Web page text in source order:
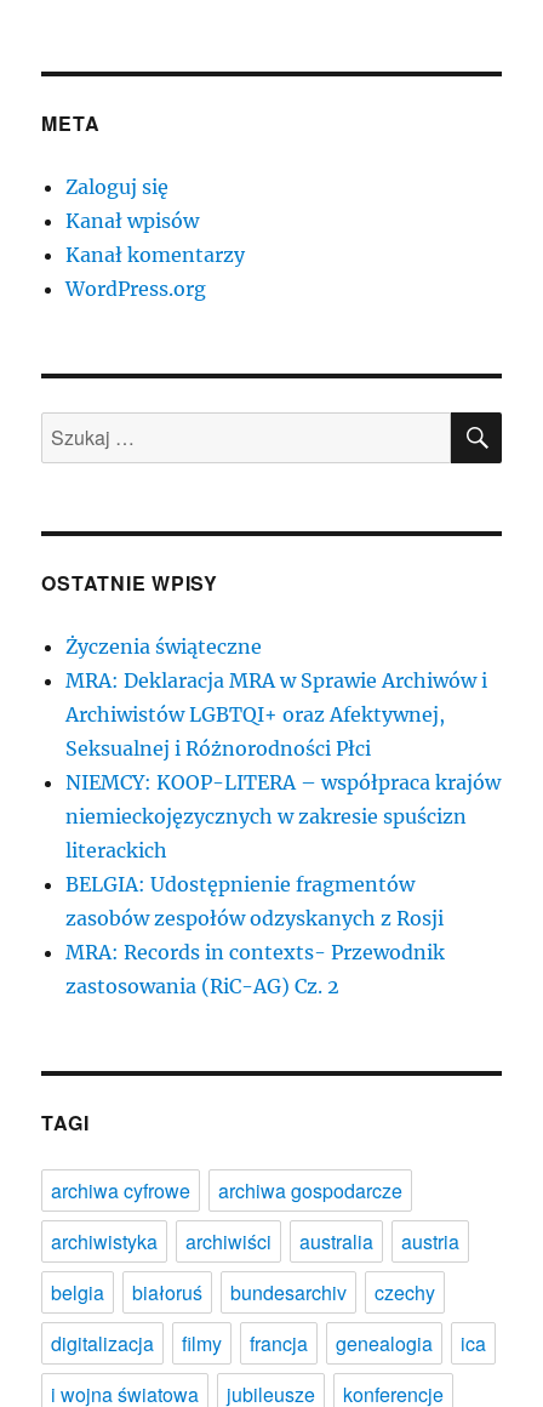
META
Zaloguj się
Kanał wpisów
Kanał komentarzy
WordPress.org
Szukaj:
OSTATNIE WPISY
Życzenia świąteczne
MRA: Deklaracja MRA w Sprawie Archiwów i
Archiwistów LGBTQI+ oraz Afektywnej,
Seksualnej i Różnorodności Płci
NIEMCY: KOOP-LITERA – współpraca krajów
niemieckojęzycznych w zakresie spuścizn
literackich
BELGIA: Udostępnienie fragmentów
zasobów zespołów odzyskanych z Rosji
MRA: Records in contexts- Przewodnik
zastosowania (RiC-AG) Cz. 2
TAGI
archiwa cyfrowe
archiwa gospodarcze
archiwistyka
archiwiści australia
austria
belgia
białoruś bundesarchiv
czechy
digitalizacja
filmy francja genealogia
ica
i wojna światowa
jubileusze konferencje